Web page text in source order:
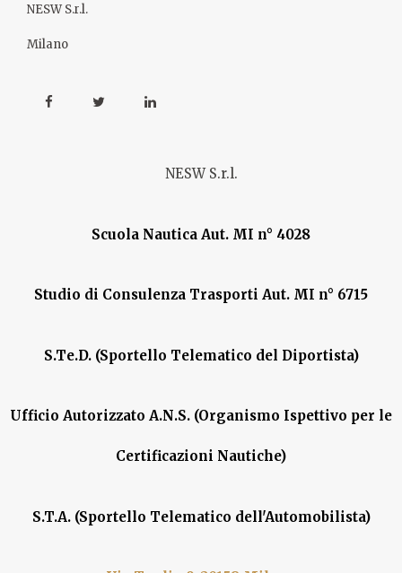
NESW S.r.l.
Milano
NESW S.r.l.
Scuola Nautica Aut. MI n° 4028
Studio di Consulenza Trasporti Aut. MI n° 6715
S.Te.D. (Sportello Telematico del Diportista)
Ufficio Autorizzato A.N.S. (Organismo Ispettivo per le
Certificazioni Nautiche)
S.T.A. (Sportello Telematico dell'Automobilista)